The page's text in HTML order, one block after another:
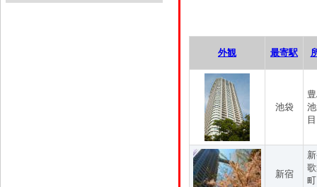
外観 最寄駅
池袋
目
新宿